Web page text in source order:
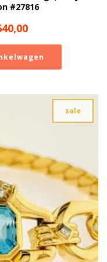
#27816
Huidige
prijs
is:
€ 6.640,00.
sale